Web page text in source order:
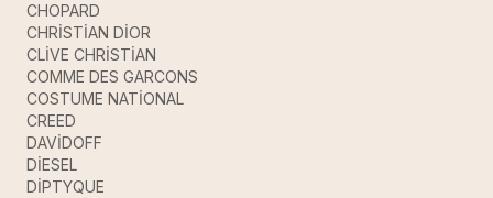
CHOPARD
CHRİSTİAN DİOR
CLİVE CHRİSTİAN
COMME DES GARCONS
COSTUME NATİONAL
CREED
DAVİDOFF
DİESEL
DİPTYQUE